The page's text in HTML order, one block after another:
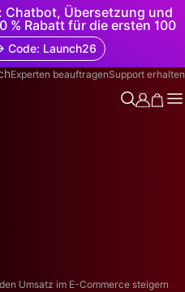
Übersetzung und
% Rabatt für die ersten 100
Code: Launch26
Experten beauftragenSupport erhalten
Umsatz im E-Commerce steigern